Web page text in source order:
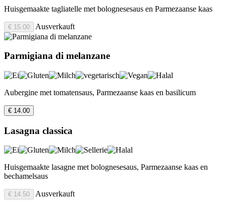
Huisgemaakte tagliatelle met bolognesesaus en Parmezaanse kaas
€ 15.00 Ausverkauft
Parmigiana di melanzane
Aubergine met tomatensaus, Parmezaanse kaas en basilicum
€ 14.00
Lasagna classica
Huisgemaakte lasagne met bolognesesaus, Parmezaanse kaas en
bechamelsaus
€ 14.50 Ausverkauft